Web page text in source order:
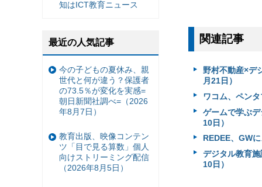
関連記事
野村不動産×デ
月21日）
ワコム、ペン
ゲームで学ぶ
10日）
REDEE、GW
デジタル教育
10日）
知はICT教育ニュース
最近の人気記事
今の子どもの夏休み、親
世代と何が違う？保護者
の73.5％が変化を実感=
朝日新聞社調べ=（2026
年8月7日）
教育出版、映像コンテン
ツ「目で見る算数」個人
向けストリーミング配信
（2026年8月5日）